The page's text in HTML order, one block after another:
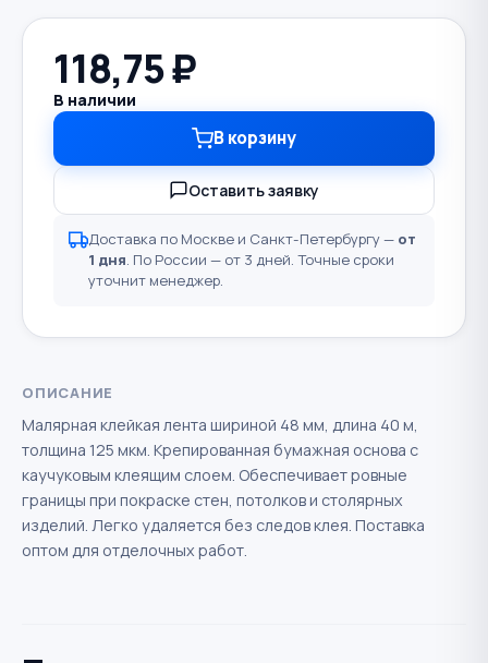
118,75₽
В наличии
В корзину
Оставить заявку
Доставка по Москве и Санкт-Петербургу — от
1 дня. По России — от 3 дней. Точные сроки
уточнит менеджер.
ОПИСАНИЕ
Малярная клейкая лента шириной 48 мм, длина 40 м,
толщина 125 мкм. Крепированная бумажная основа с
каучуковым клеящим слоем. Обеспечивает ровные
границы при покраске стен, потолков и столярных
изделий. Легко удаляется без следов клея. Поставка
оптом для отделочных работ.